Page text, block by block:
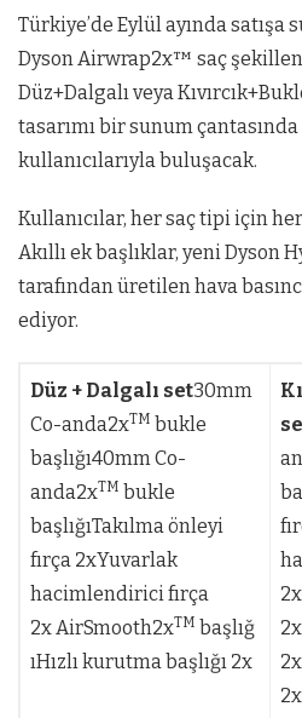
Türkiye’de Eylül ayında satışa
Dyson Airwrap2x™ saç
Düz+Dalgalı veya
tasarımı bir sunum
kullanıcılarıyla buluşacak.
Kullanıcılar, her saç tipi için
Akıllı ek başlıklar, yeni
tarafından üretilen hava
ediyor.
Düz + Dalgalı set30mm
Co-anda2xTM bukle
başlığı40mm Co-
anda2xTM bukle
başlığıTakılma önleyi
fırça 2xYuvarlak
hacimlendirici fırça
2x AirSmooth2xTM başlığ
ıHızlı kurutma başlığı 2x
2x